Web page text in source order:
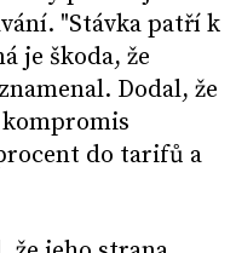
"Stávka patří k
je škoda, že
Dodal, že
do tarifů a